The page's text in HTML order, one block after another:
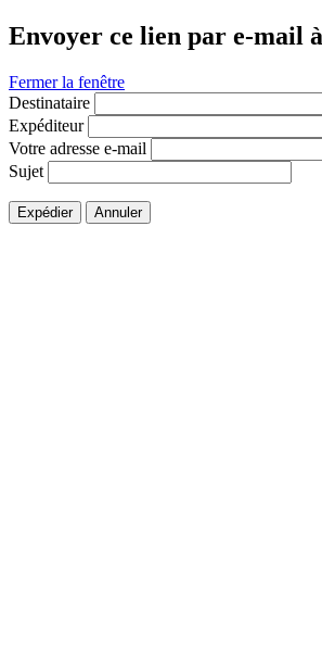
Envoyer ce lien par e-mail
Fermer la fenêtre
Destinataire
Expéditeur
Votre adresse e-mail
Sujet
Expédier Annuler